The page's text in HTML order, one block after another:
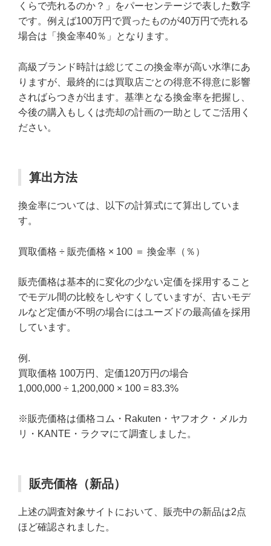
くらで売れるのか？」をパーセンテージで表した数字
です。例えば100万円で買ったものが40万円で売れる
場合は「換金率40％」となります。
高級ブランド時計は総じてこの換金率が高い水準にあ
りますが、最終的には買取店ごとの得意不得意に影響
さればらつきが出ます。基準となる換金率を把握し、
今後の購入もしくは売却の計画の一助としてご活用く
ださい。
算出方法
換金率については、以下の計算式にて算出していま
す。
買取価格 ÷ 販売価格 × 100 ＝ 換金率（％）
販売価格は基本的に変化の少ない定価を採用すること
でモデル間の比較をしやすくしていますが、古いモデ
ルなど定価が不明の場合にはユーズドの最高値を採用
しています。
例.
買取価格 100万円、定価120万円の場合
1,000,000 ÷ 1,200,000 × 100 = 83.3%
※販売価格は価格コム・Rakuten・ヤフオク・メルカ
リ・KANTE・ラクマにて調査しました。
販売価格（新品）
上述の調査対象サイトにおいて、販売中の新品は2点
ほど確認されました。